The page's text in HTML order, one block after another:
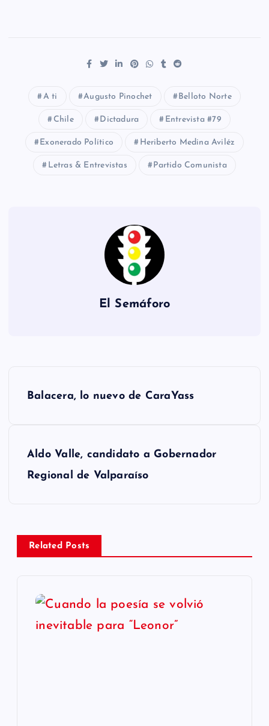
A ti Augusto Pinochet Belloto Norte
Chile Dictadura Entrevista #79
Exonerado Político Heriberto Medina Aviléz
Letras & Entrevistas Partido Comunista
El Semáforo
c
Balacera, lo nuevo de CaraYass
Aldo Valle, candidato a Gobernador
Regional de Valparaíso
Related Posts